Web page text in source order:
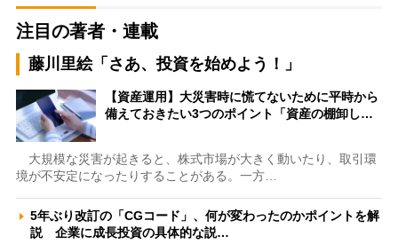
注目の著者・連載
藤川里絵「さあ、投資を始めよう！」
【資産運用】大災害時に慌てないために平時から
備えておきたい3つのポイント「資産の棚卸し…
大規模な災害が起きると、株式市場が大きく動いたり、取引環
境が不安定になったりすることがある。一方…
5年ぶり改訂の「CGコード」、何が変わったのかポイントを解
説 企業に成長投資の具体的な説…